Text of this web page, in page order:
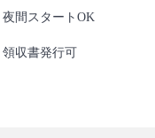
夜間スタートOK
領収書発行可